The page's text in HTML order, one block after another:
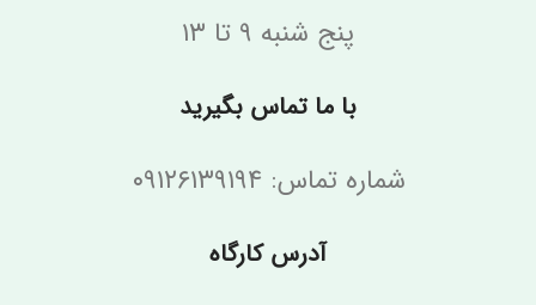
پنج شنبه ۹ تا ۱۳
با ما تماس بگیرید
شماره تماس: ۰۹۱۲۶۱۳۹۱۹۴
آدرس کارگاه